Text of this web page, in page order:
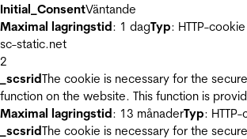
Initial_ConsentVäntande
Maximal lagringstid: 1 dagTyp: HTTP-cookie
sc-static.net
2
_scsridThe cookie is necessary for the
function on the website. This function is
Maximal lagringstid: 13 månaderTyp:
_scsridThe cookie is necessary for the